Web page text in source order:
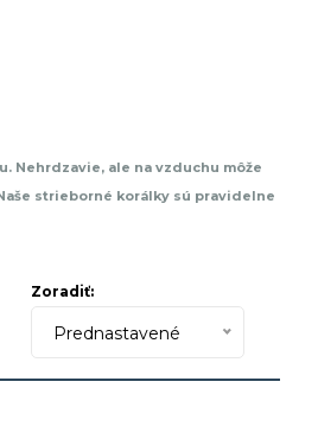
Nehrdzavie, ale na vzduchu môže
strieborné korálky sú pravidelne
K testom máme aj príslušné
Zoradiť:
Prednastavené